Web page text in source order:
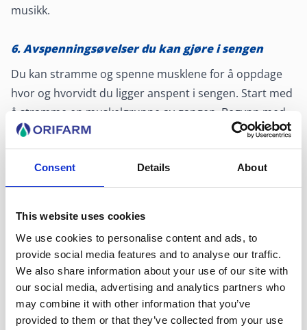
Consent Details About
This website uses cookies
We use cookies to personalise content and ads, to
provide social media features and to analyse our traffic.
We also share information about your use of our site with
our social media, advertising and analytics partners who
may combine it with other information that you’ve
provided to them or that they’ve collected from your use
musikk.
6. Avspenningsøvelser du kan gjøre i sengen
Du kan stramme og spenne musklene for å oppdage
hvor og hvorvidt du ligger anspent i sengen. Start med
å stramme en muskelgruppe av gangen. Begynn med
føttene og beveg deg fra legg, lår og rumpe til mage og
oppover. Hold spenningen i hver muskel i noen
sekunder4). Forhåpentligvis vil du merke stor forskjell i
hele kroppen. Meditasjon og mindfulness er andre
7. Melatonin forbedrer søvnen
Melatonin er et søvnhormon som finnes naturlig i
kroppen, og har en klar effekt på søvn og spesielt
5)